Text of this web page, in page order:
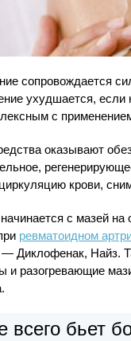
сопровождается
ухудшается, если
с
оказывают
крови,
с мазей
ревматоидном
Диклофенак, Найз.
и разогревающие
всего бьет